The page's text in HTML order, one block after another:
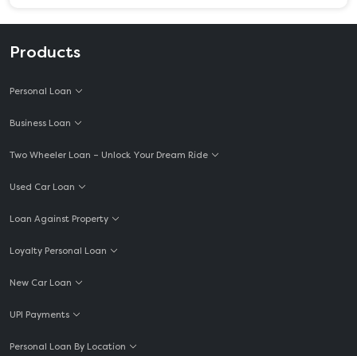
Products
Personal Loan
Business Loan
Two Wheeler Loan – Unlock Your Dream Ride
Used Car Loan
Loan Against Property
Loyalty Personal Loan
New Car Loan
UPI Payments
Personal Loan By Location